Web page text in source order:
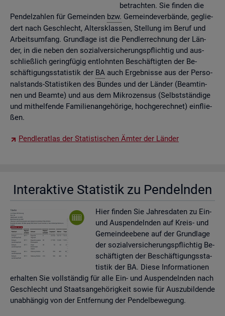
be­trach­ten. Sie fin­den die
Pen­del­zah­len für Ge­mein­den bzw. Ge­mein­de­ver­bän­de, ge­glie­
dert nach Ge­schlecht, Al­ters­klas­sen, Stel­lung im Beruf und
Ar­beits­um­fang. Grund­la­ge ist die Pend­ler­rech­nung der Län­
der, in die neben den so­zi­al­ver­si­che­rungs­pflich­tig und aus­
schlie­ß­lich ge­ring­fü­gig ent­lohn­ten Be­schäf­tig­ten der Be­
schäf­ti­gungs­sta­tis­tik der BA auch Er­geb­nis­se aus der Per­so­
nal­stands-Sta­tis­ti­ken des Bun­des und der Län­der (Be­am­tin­
nen und Be­am­te) und aus dem Mi­kro­zen­sus (Selbst­stän­di­ge
und mit­hel­fen­de Fa­mi­li­en­an­ge­hö­ri­ge, hoch­ge­rech­net) ein­flie­
ßen.
Pend­ler­at­las der Sta­tis­ti­schen Ämter der Län­der
In­ter­ak­ti­ve Sta­tis­tik zu Pen­deln­den
Hier fin­den Sie Jah­res­da­ten zu Ein-
und Aus­pen­deln­den auf Kreis- und
Ge­mein­de­ebe­ne auf der Grund­la­ge
der so­zi­al­ver­si­che­rungs­pflich­tig Be­
schäf­tig­ten der Be­schäf­ti­gungs­sta­
tis­tik der BA. Diese In­for­ma­tio­nen
er­hal­ten Sie voll­stän­dig für alle Ein- und Aus­pen­deln­den nach
Ge­schlecht und Staats­an­ge­hö­rig­keit sowie für Aus­zu­bil­den­de
un­ab­hän­gig von der Ent­fer­nung der Pen­del­be­we­gung.